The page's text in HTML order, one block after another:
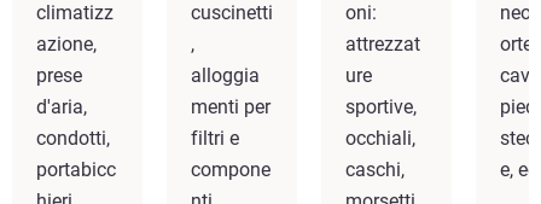
climatizz
azione,
prese
d'aria,
condotti,
portabicc
cuscinetti
,
alloggia
menti per
filtri e
compone
oni:
attrezzat
ure
sportive,
occhiali,
caschi,
e,